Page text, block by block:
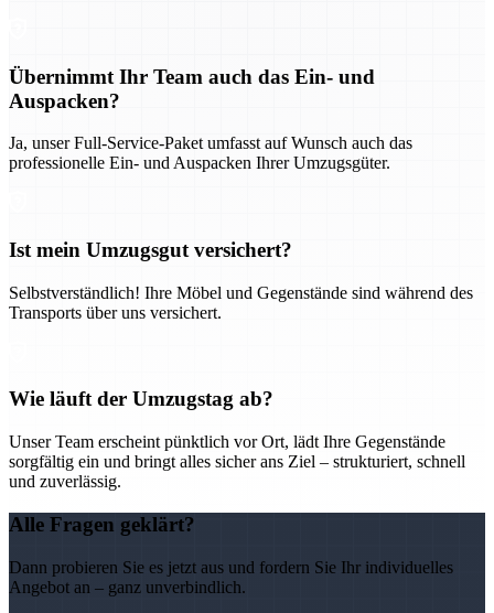
Übernimmt Ihr Team auch das Ein- und
Auspacken?
Ja, unser Full-Service-Paket umfasst auf Wunsch auch das
professionelle Ein- und Auspacken Ihrer Umzugsgüter.
Ist mein Umzugsgut versichert?
Selbstverständlich! Ihre Möbel und Gegenstände sind während des
Transports über uns versichert.
Wie läuft der Umzugstag ab?
Unser Team erscheint pünktlich vor Ort, lädt Ihre Gegenstände
sorgfältig ein und bringt alles sicher ans Ziel – strukturiert, schnell
und zuverlässig.
Alle Fragen geklärt?
Dann probieren Sie es jetzt aus und fordern Sie Ihr individuelles
Angebot an – ganz unverbindlich.